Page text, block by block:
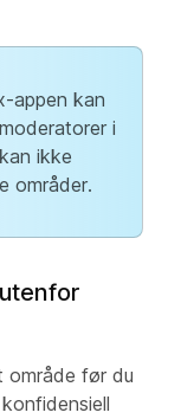
appen kan
i
ikke
områder.
område før du